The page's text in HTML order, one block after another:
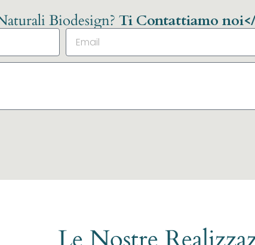
Biodesign? Ti Contattiamo